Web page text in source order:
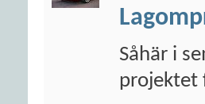
Såhär i
projektet